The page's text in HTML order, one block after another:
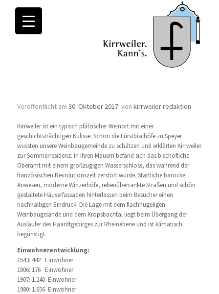
Oktober 2017
Veröffentlicht am 30. Oktober 2017 von kirrweiler redaktion
Kirrweiler ist ein typisch pfälzischer Weinort mit einer
geschichtsträchtigen Kulisse. Schon die Fürstbischöfe zu Speyer
wussten unsere Weinbaugemeinde zu schätzen und erklärten Kirrweiler
zur Sommerresidenz. In ihren Mauern befand sich das bischöfliche
Oberamt mit einem großzügigen Wasserschloss, das während der
französischen Revolutionszeit zerstört wurde. Stattliche barocke
Anwesen, moderne Winzerhöfe, rebenüberrankte Straßen und schön
gestaltete Häuserfassaden hinterlassen beim Besucher einen
nachhaltigen Eindruck. Die Lage mit dem flachhügeligen
Weinbaugelände und dem Kropsbachtal liegt beim Übergang der
Ausläufer des Haardtgebirges zur Rheinebene und ist klimatisch
begünstigt.
Einwohnerentwicklung:
1543: 442 Einwohner
1806: 176 Einwohner
1907: 1.240 Einwohner
1980: 1.656 Einwohner